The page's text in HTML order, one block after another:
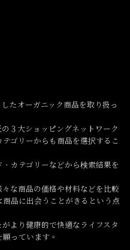
たオーガニック商品を取り扱っ
３大ショッピングネットワーク
ゴリーからも商品を選択するこ
カテゴリーなどから検索結果を
な商品の価格や材料などを比較
品に出会うことがきるという点
より健康的で快適なライフスタ
っています。